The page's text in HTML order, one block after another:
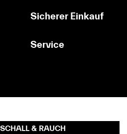
Sicherer Einkauf
Service
& RAUCH